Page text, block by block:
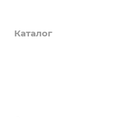
Каталог